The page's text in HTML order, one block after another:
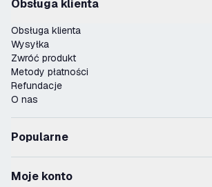
Obsługa klienta
Obsługa klienta
Wysyłka
Zwróć produkt
Metody płatności
Refundacje
O nas
Popularne
Moje konto